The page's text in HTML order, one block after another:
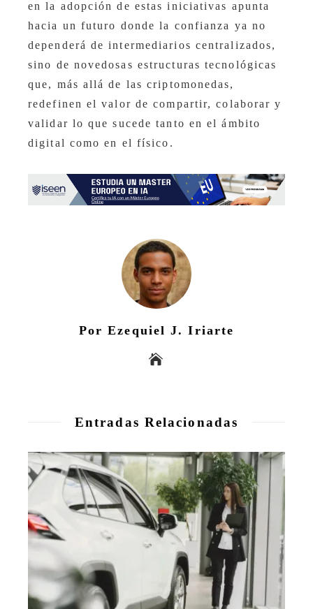
en la adopción de estas iniciativas apunta
hacia un futuro donde la confianza ya no
dependerá de intermediarios centralizados,
sino de novedosas estructuras tecnológicas
que, más allá de las criptomonedas,
redefinen el valor de compartir, colaborar y
validar lo que sucede tanto en el ámbito
digital como en el físico.
Por Ezequiel J. Iriarte
Entradas Relacionadas